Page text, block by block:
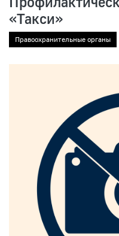
«Такси»
Правоохранительные органы